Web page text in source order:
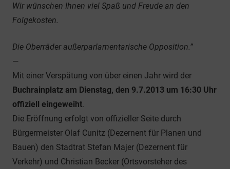
Wir wünschen Ihnen viel Spaß und Freude an den
Folgekosten.
Die Oberräder außerparlamentarische Opposition.”
—
Mit einer Verspätung von über einen Jahr wird der
Buchrainplatz am Dienstag, den 9.7.2013 um 16:30 Uhr
offiziell eingeweiht.
Die Eröffnung erfolgt von offizieller Seite durch
Bürgermeister Olaf Cunitz (Dezernent für Planen und
Bauen) den Stadtrat Stefan Majer (Dezernent für
Verkehr) und Christian Becker (Ortsvorsteher des